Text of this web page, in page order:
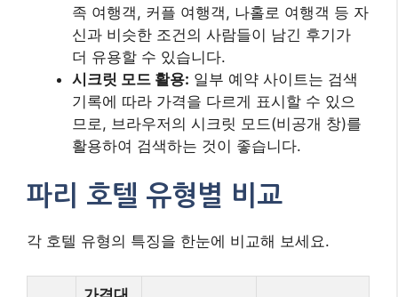
족 여행객, 커플 여행객, 나홀로 여행객 등 자
신과 비슷한 조건의 사람들이 남긴 후기가
더 유용할 수 있습니다.
시크릿 모드 활용: 일부 예약 사이트는 검색
기록에 따라 가격을 다르게 표시할 수 있으
므로, 브라우저의 시크릿 모드(비공개 창)를
활용하여 검색하는 것이 좋습니다.
파리 호텔 유형별 비교
각 호텔 유형의 특징을 한눈에 비교해 보세요.